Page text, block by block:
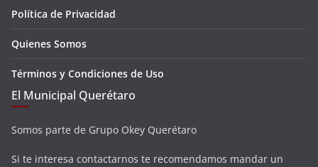
Política de Privacidad
Quienes Somos
Términos y Condiciones de Uso
El Municipal Querétaro
Somos parte de Grupo Okey Querétaro
Si te interesa contactarnos te recomendamos mandar un